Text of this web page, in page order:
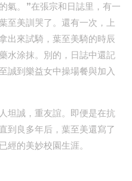
氣。”在張宗和日誌里，有一
至美訓哭了。還有一次，上
出來試騎，葉至美騎的時辰
水涂抹。別的，日誌中還記
誠到樂益女中操場餐與加入
坦誠，重友誼。即便是在抗
到良多年后，葉至美還寫了
經的美妙校園生涯。